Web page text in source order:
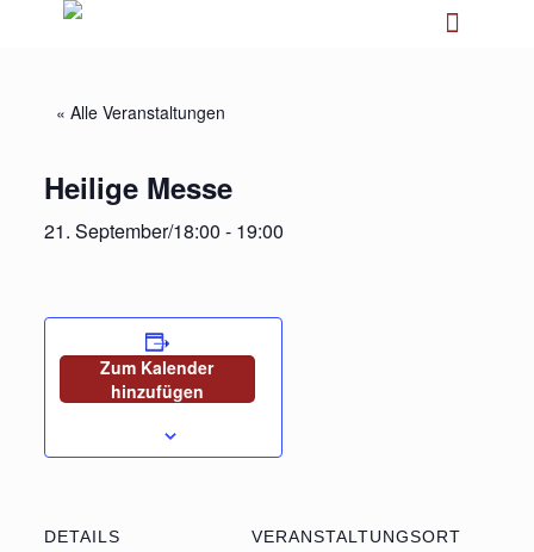
« Alle Veranstaltungen
Heilige Messe
21. September/18:00 - 19:00
Zum Kalender
hinzufügen
DETAILS VERANSTALTUNGSORT